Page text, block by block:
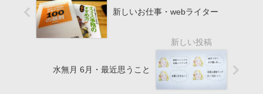
り
方
版）
新しいお仕事・webライター
水無月 6月・最近思うこと